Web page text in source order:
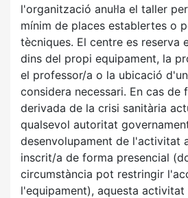
l'organització anul·la el taller
mínim de places establertes o
tècniques. El centre es reserva
dins del propi equipament, la
el professor/a o la ubicació
considera necessari. En cas de
derivada de la crisi sanitària
qualsevol autoritat
desenvolupament de l'activitat
inscrit/a de forma presencial
circumstància pot restringir
l'equipament), aquesta